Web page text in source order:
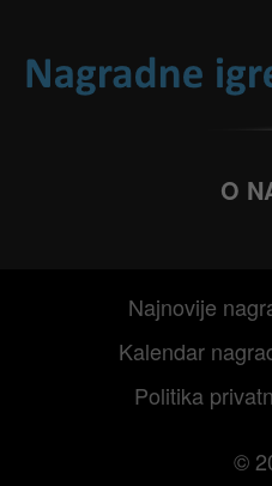
O
Najnovije
Kalendar
Politika
©